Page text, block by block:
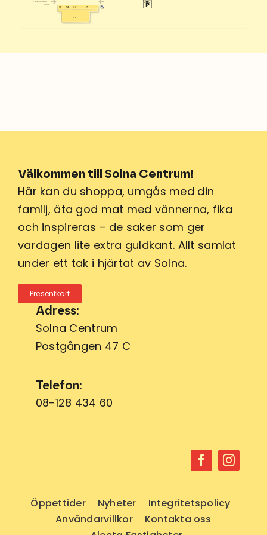
71
73
72
74
75
Stadshusgången
Södra
Välkommen till Solna Centrum!
Här kan du shoppa, umgås med din
familj, äta god mat med vännerna, fika
och inspireras – de saker som ger
vardagen lite extra guldkant. Allt samlat
under ett tak i hjärtat av Solna.
Presentkort
Adress:
Solna Centrum
Postgången 47 C
Telefon:
08-128 434 60
Öppettider Nyheter
Integritetspolicy
Användarvillkor
Kontakta oss